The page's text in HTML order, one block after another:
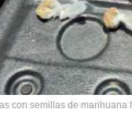
con semillas de marihuana